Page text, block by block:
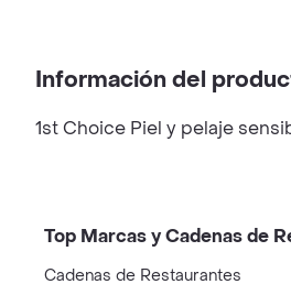
Información del
1st Choice Piel y pelaje
Top Marcas y Cadenas de
Cadenas de Restaurantes